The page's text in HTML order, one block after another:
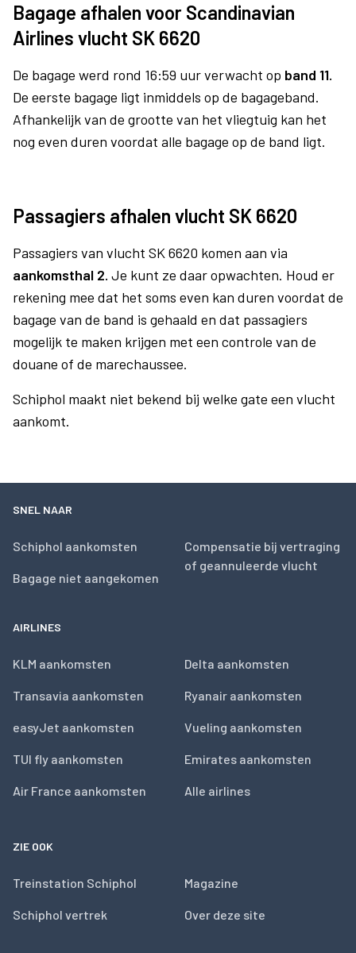
Bagage afhalen voor Scandinavian
Airlines vlucht SK 6620
De bagage werd rond 16:59 uur verwacht op band 11.
De eerste bagage ligt inmiddels op de bagageband.
Afhankelijk van de grootte van het vliegtuig kan het
nog even duren voordat alle bagage op de band ligt.
Passagiers afhalen vlucht SK 6620
Passagiers van vlucht SK 6620 komen aan via
aankomsthal 2. Je kunt ze daar opwachten. Houd er
rekening mee dat het soms even kan duren voordat de
bagage van de band is gehaald en dat passagiers
mogelijk te maken krijgen met een controle van de
douane of de marechaussee.
Schiphol maakt niet bekend bij welke gate een vlucht
aankomt.
SNEL NAAR
Schiphol aankomsten
Bagage niet aangekomen
Compensatie bij vertraging
of geannuleerde vlucht
AIRLINES
KLM aankomsten
Transavia aankomsten
easyJet aankomsten
TUI fly aankomsten
Air France aankomsten
Delta aankomsten
Ryanair aankomsten
Vueling aankomsten
Emirates aankomsten
Alle airlines
ZIE OOK
Treinstation Schiphol
Schiphol vertrek
Magazine
Over deze site